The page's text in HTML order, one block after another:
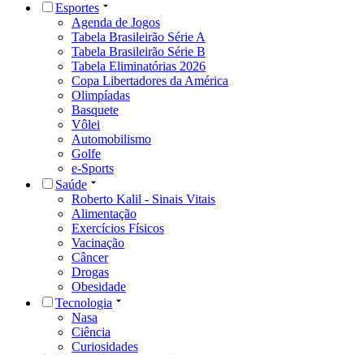
Esportes
Agenda de Jogos
Tabela Brasileirão Série A
Tabela Brasileirão Série B
Tabela Eliminatórias 2026
Copa Libertadores da América
Olimpíadas
Basquete
Vôlei
Automobilismo
Golfe
e-Sports
Saúde
Roberto Kalil - Sinais Vitais
Alimentação
Exercícios Físicos
Vacinação
Câncer
Drogas
Obesidade
Tecnologia
Nasa
Ciência
Curiosidades